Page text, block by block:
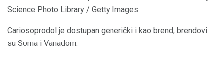
Science Photo Library / Getty Images
Cariosoprodol je dostupan generički i kao brend; brendovi
su Soma i Vanadom.